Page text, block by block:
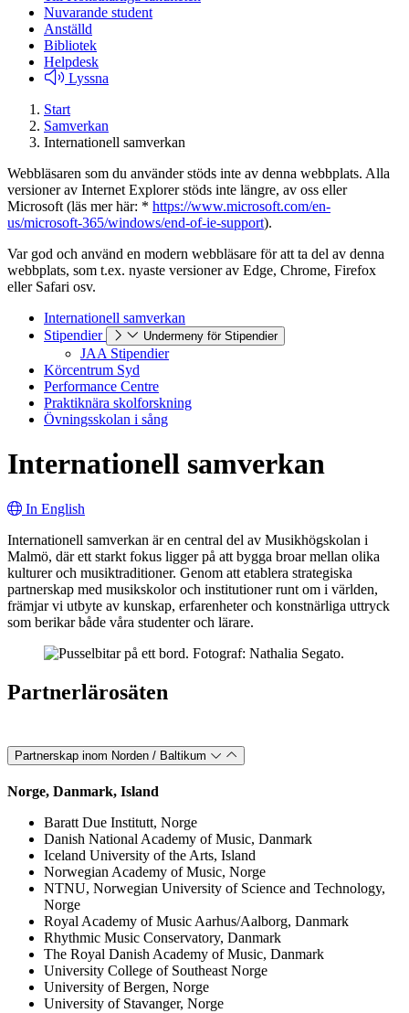
Nuvarande student
Anställd
Bibliotek
Helpdesk
Lyssna
Start
Samverkan
Internationell samverkan
Webbläsaren som du använder stöds inte av denna webbplats. Alla
versioner av Internet Explorer stöds inte längre, av oss eller
Microsoft (läs mer här: * https://www.microsoft.com/en-
us/microsoft-365/windows/end-of-ie-support).
Var god och använd en modern webbläsare för att ta del av denna
webbplats, som t.ex. nyaste versioner av Edge, Chrome, Firefox
eller Safari osv.
Internationell samverkan
Stipendier
Undermeny för Stipendier
JAA Stipendier
Körcentrum Syd
Performance Centre
Praktiknära skolforskning
Övningsskolan i sång
Internationell samverkan
In English
Internationell samverkan är en central del av Musikhögskolan i
Malmö, där ett starkt fokus ligger på att bygga broar mellan olika
kulturer och musiktraditioner. Genom att etablera strategiska
partnerskap med musikskolor och institutioner runt om i världen,
främjar vi utbyte av kunskap, erfarenheter och konstnärliga uttryck
som berikar både våra studenter och lärare.
Partnerlärosäten
Partnerskap inom Norden / Baltikum
Norge, Danmark, Island
Baratt Due Institutt, Norge
Danish National Academy of Music, Danmark
Iceland University of the Arts, Island
Norwegian Academy of Music, Norge
NTNU, Norwegian University of Science and Technology,
Norge
Royal Academy of Music Aarhus/Aalborg, Danmark
Rhythmic Music Conservatory, Danmark
The Royal Danish Academy of Music, Danmark
University College of Southeast Norge
University of Bergen, Norge
University of Stavanger, Norge